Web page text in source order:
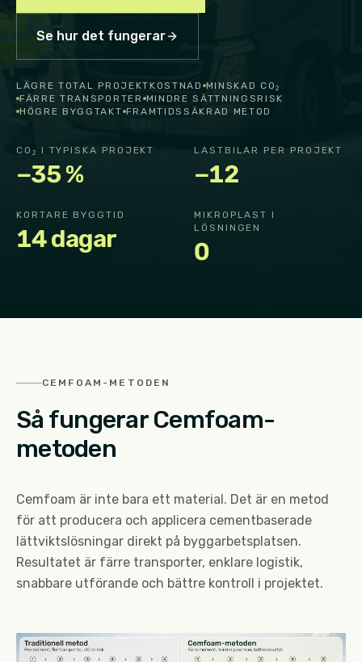
Se hur det fungerar
LÄGRE TOTAL PROJEKTKOSTNAD MINSKAD CO₂
FÄRRE TRANSPORTER MINDRE SÄTTNINGSRISK
HÖGRE BYGGTAKT FRAMTIDSSÄKRAD METOD
CO₂ I TYPISKA PROJEKT
−35 %
LASTBILAR PER PROJEKT
−12
KORTARE BYGGTID
14 dagar
MIKROPLAST I
LÖSNINGEN
0
CEMFOAM-METODEN
Så fungerar Cemfoam-
metoden
Cemfoam är inte bara ett material. Det är en metod
för att producera och applicera cementbaserade
lättviktslösningar direkt på byggarbetsplatsen.
Resultatet är färre transporter, enklare logistik,
snabbare utförande och bättre kontroll i projektet.